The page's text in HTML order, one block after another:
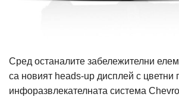
Сред останалите забележителни
са новият heads-up дисплей с цветни
инфоразвлекателната система